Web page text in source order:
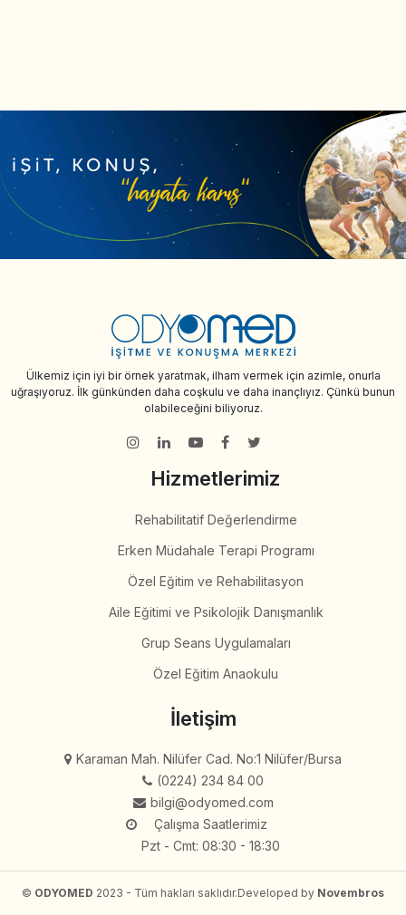
Ülkemiz için iyi bir örnek yaratmak, ilham vermek için azimle, onurla
uğraşıyoruz. İlk günkünden daha coşkulu ve daha inançlıyız. Çünkü bunun
olabileceğini biliyoruz.
Hizmetlerimiz
Rehabilitatif Değerlendirme
Erken Müdahale Terapi Programı
Özel Eğitim ve Rehabilitasyon
Aile Eğitimi ve Psikolojik Danışmanlık
Grup Seans Uygulamaları
Özel Eğitim Anaokulu
İletişim
Karaman Mah. Nilüfer Cad. No:1 Nilüfer/Bursa
(0224) 234 84 00
bilgi@odyomed.com
Çalışma Saatlerimiz
Pzt - Cmt: 08:30 - 18:30
© ODYOMED 2023 - Tüm hakları saklıdır. Developed by Novembros